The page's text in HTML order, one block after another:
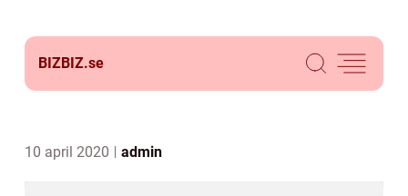
BIZBIZ.se
10 april 2020 admin